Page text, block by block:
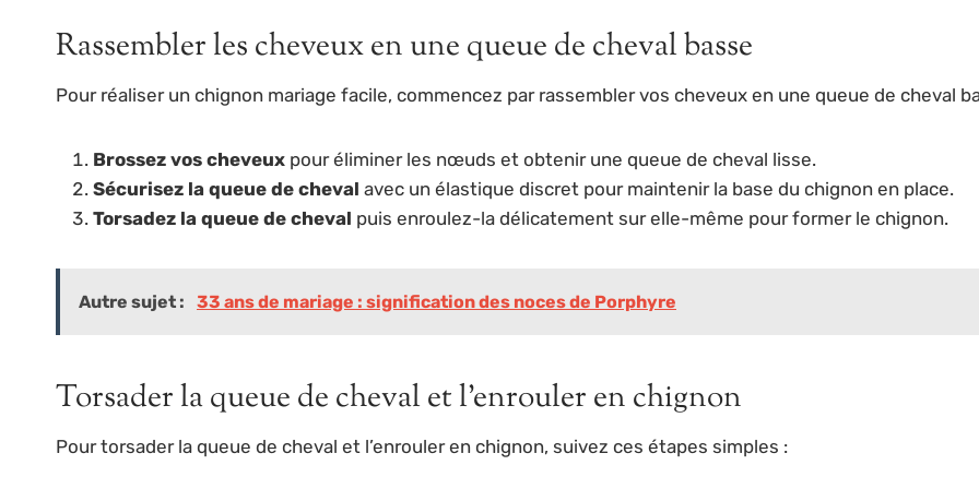
Rassembler les cheveux en une queue de cheval basse
Pour réaliser un chignon mariage facile, commencez par rassembler vos cheveux en une queue de cheval
Brossez vos cheveux pour éliminer les nœuds et obtenir une queue de cheval lisse.
Sécurisez la queue de cheval avec un élastique discret pour maintenir la base du chignon en place.
Torsadez la queue de cheval puis enroulez-la délicatement sur elle-même pour former le chignon.
Autre sujet : 33 ans de mariage : signification des noces de Porphyre
Torsader la queue de cheval et l’enrouler en chignon
Pour torsader la queue de cheval et l’enrouler en chignon, suivez ces étapes simples :